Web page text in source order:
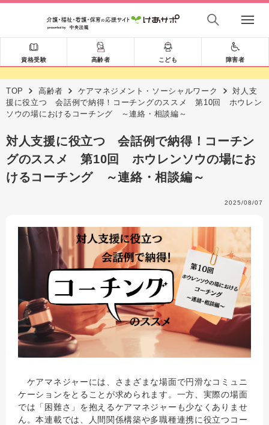
資格受験 高齢者 こども 障害者
TOP 高齢者 ケアマネジメント・ソーシャルワーク
対人支
援に役立つ 会話例で納得！コーチングのススメ 第10回 ホウレン
ソウの場におけるコーチング ～連絡・相談編～
対人支援に役立つ 会話例で納得！コーチン
グのススメ 第10回 ホウレンソウの場にお
けるコーチング ～連絡・相談編～
2025/08/07
ケアマネジャーには、さまざまな場面で円滑なコミュニ
ケーションをとることが求められます。一方、実際の場面
では「困難さ」を抱えるケアマネジャーも少なくありませ
ん。本連載では、人間関係構築や多職種連携に役立つコー